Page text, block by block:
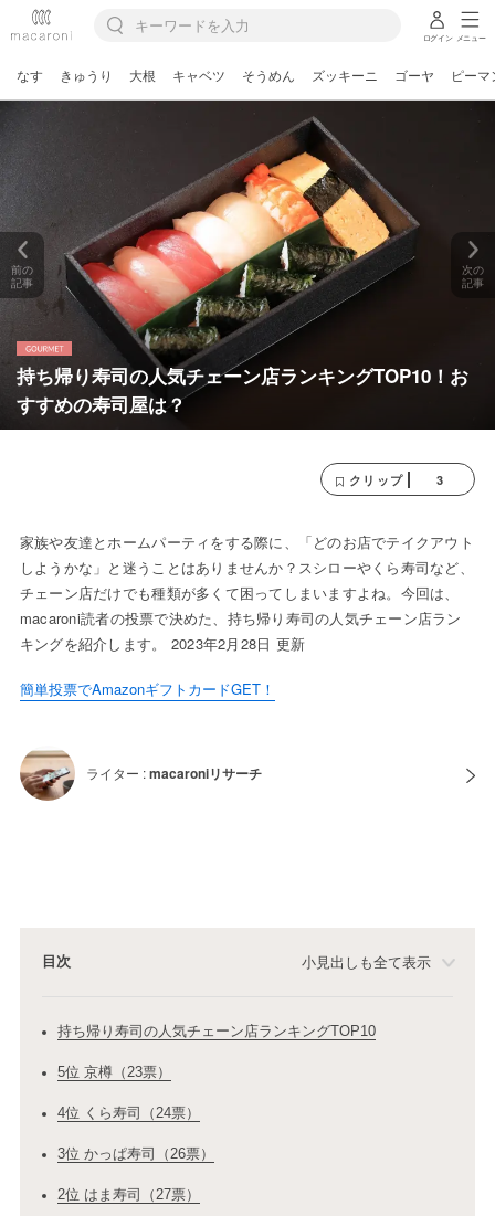
ログイン メニュー
なす きゅうり 大根 キャベツ そうめん ズッキーニ ゴーヤ ピーマ
持ち帰り寿司の人気チェーン店ランキングTOP10！お
すすめの寿司屋は？
前の
記事
次の
記事
クリップ 3
家族や友達とホームパーティをする際に、「どのお店でテイクアウト
しようかな」と迷うことはありませんか？スシローやくら寿司など、
チェーン店だけでも種類が多くて困ってしまいますよね。今回は、
macaroni読者の投票で決めた、持ち帰り寿司の人気チェーン店ラン
キングを紹介します。 2023年2月28日 更新
簡単投票でAmazonギフトカードGET！
ライター :macaroniリサーチ
目次 小見出しも全て表示
持ち帰り寿司の人気チェーン店ランキングTOP10
5位 京樽（23票）
4位 くら寿司（24票）
3位 かっぱ寿司（26票）
2位 はま寿司（27票）